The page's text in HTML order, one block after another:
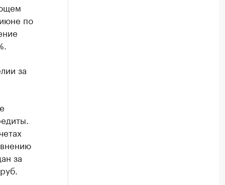
по
за
за